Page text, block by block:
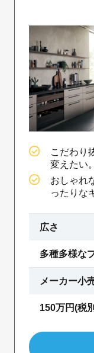
こだわり
変えたい。
おしゃれ
ったりな
広さ
多種多様な
メーカー小
150万円(税